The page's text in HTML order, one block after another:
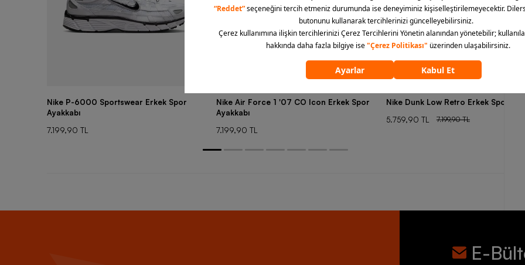
Nike P-6000 Sportswear Erkek Spor
Ayakkabı
7.199,90 TL
Nike Air Force 1 '07 CO Icon Erkek Spor
Ayakkabı
7.199,90 TL
Nike Dunk Low Retro Erkek Spor
5.759,90 TL
7.199,90 TL
E-